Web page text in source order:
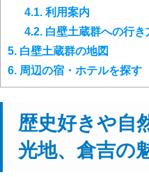
4.1. 利用案内
4.2. 白壁土蔵群への行き
5. 白壁土蔵群の地図
6. 周辺の宿・ホテルを探す
歴史好きや自
光地、倉吉の